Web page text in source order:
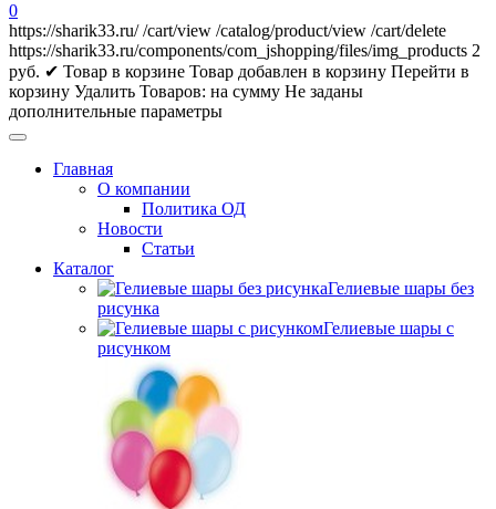
0
https://sharik33.ru/ /cart/view /catalog/product/view /cart/delete
https://sharik33.ru/components/com_jshopping/files/img_products 2
руб. ✔ Товар в корзине Товар добавлен в корзину Перейти в
корзину Удалить Товаров: на сумму Не заданы
дополнительные параметры
Главная
О компании
Политика ОД
Новости
Статьи
Каталог
Гелиевые шары без
рисунка
Гелиевые шары с
рисунком